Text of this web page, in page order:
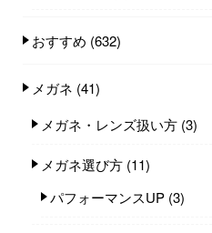
おすすめ (632)
メガネ (41)
メガネ・レンズ扱い方 (3)
メガネ選び方 (11)
パフォーマンスUP (3)